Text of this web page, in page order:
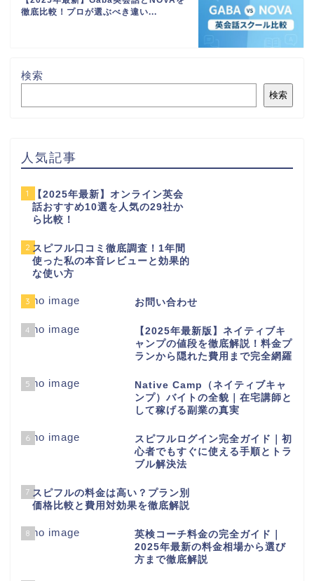
徹底比較！プロが選ぶべき違い...
検索
検索
人気記事
1
【2025年最新】オンライン英会
話おすすめ10選を人気の29社か
ら比較！
2 スピフル口コミ徹底調査！1年間
使った私の本音レビューと効果的
な使い方
3 お問い合わせ
4
【2025年最新版】ネイティブキ
ャンプの値段を徹底解説！料金プ
ランから隠れた費用まで完全網羅
5
Native Camp（ネイティブキャ
ンプ）バイトの全貌｜在宅講師と
して稼げる副業の真実
6
スピフルログイン完全ガイド｜初
心者でもすぐに使える手順とトラ
ブル解決法
7 スピフルの料金は高い？プラン別
価格比較と費用対効果を徹底解説
8
英検コーチ料金の完全ガイド｜
2025年最新の料金相場から選び
方まで徹底解説